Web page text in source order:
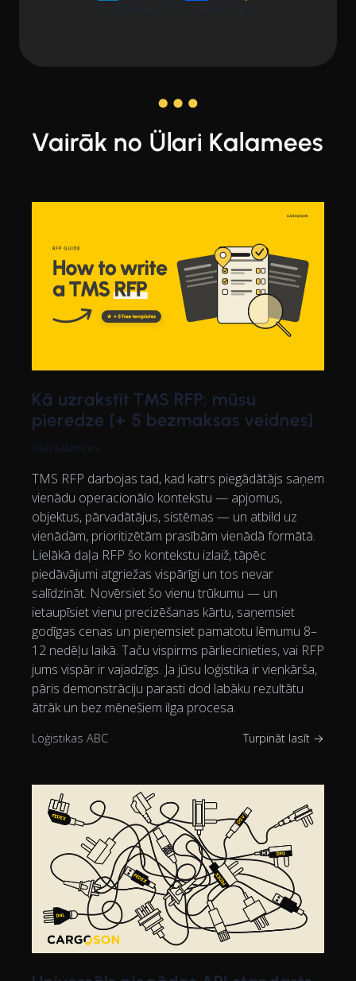
Medium
Vairāk no Ülari Kalamees
Kā uzrakstīt TMS RFP: mūsu
pieredze [+ 5 bezmaksas veidnes]
Ülari Kalamees
TMS RFP darbojas tad, kad katrs piegādātājs saņem
vienādu operacionālo kontekstu — apjomus,
objektus, pārvadātājus, sistēmas — un atbild uz
vienādām, prioritizētām prasībām vienādā formātā.
Lielākā daļa RFP šo kontekstu izlaiž, tāpēc
piedāvājumi atgriežas vispārīgi un tos nevar
salīdzināt. Novērsiet šo vienu trūkumu — un
ietaupīsiet vienu precizēšanas kārtu, saņemsiet
godīgas cenas un pieņemsiet pamatotu lēmumu 8–
12 nedēļu laikā. Taču vispirms pārliecinieties, vai RFP
jums vispār ir vajadzīgs. Ja jūsu loģistika ir vienkārša,
pāris demonstrāciju parasti dod labāku rezultātu
ātrāk un bez mēnešiem ilga procesa.
Loģistikas ABC Turpināt lasīt →